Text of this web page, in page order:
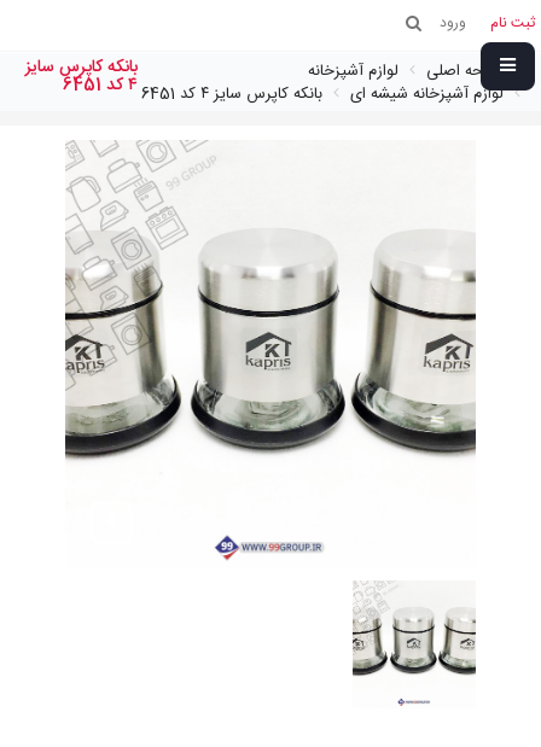
ثبت نام ورود
صفحه اصلی
لوازم آشپزخانه
لوازم آشپزخانه شیشه ای
بانكه كاپرس سايز ٤ کد 6451
بانكه كاپرس سايز
٤ کد 6451